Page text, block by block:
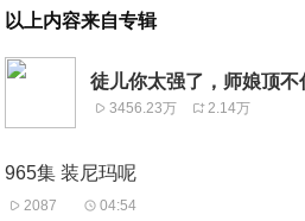
以上内容来自专辑
徒儿你太强了，师娘顶
3456.23万 2.14万
965集 装尼玛呢
2087 04:54